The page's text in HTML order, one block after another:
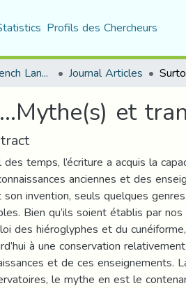
Profils des Chercheurs
Department of French Language and Literature Journal Articles
et
temps, l’écriture a acquis la
anciennes et des
son invention, seuls quelques
Bien qu’ils soient établis par
des hiéroglyphes et du
à une conservation
et de ces enseignements.
le mythe en est le